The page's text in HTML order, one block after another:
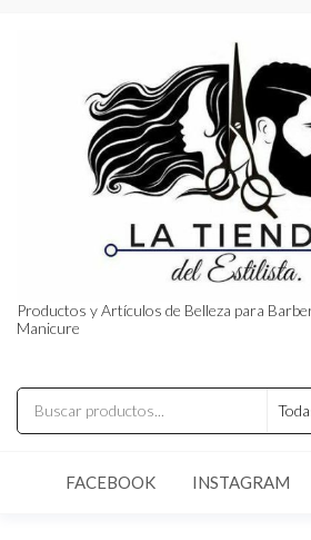
Productos y Artículos de Belleza para
Manicure
FACEBOOK INSTAGRAM